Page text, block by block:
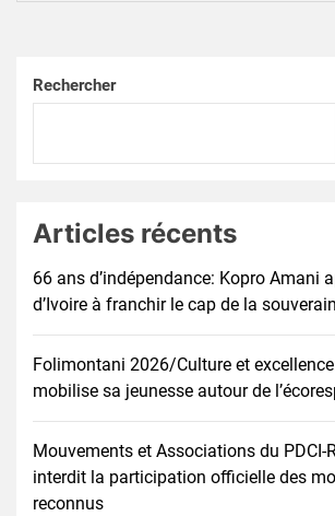
Rechercher
Articles récents
66 ans d’indépendance: Kopro Amani
d’Ivoire à franchir le cap de la
Folimontani 2026/Culture et
mobilise sa jeunesse autour de
Mouvements et Associations du PDCI-
interdit la participation officielle des
reconnus